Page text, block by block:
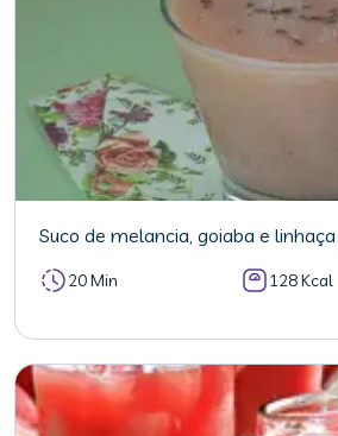
Suco de melancia, goiaba e linhaça
20 Min 128 Kcal